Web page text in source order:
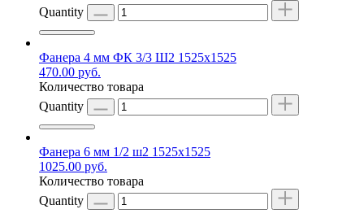
Quantity
Фанера 4 мм ФК 3/3 Ш2 1525х1525
470.00 руб.
Количество товара
Quantity
Фанера 6 мм 1/2 ш2 1525х1525
1025.00 руб.
Количество товара
Quantity